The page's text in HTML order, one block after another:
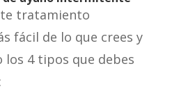
tratamiento
fácil de lo que crees y
los 4 tipos que debes